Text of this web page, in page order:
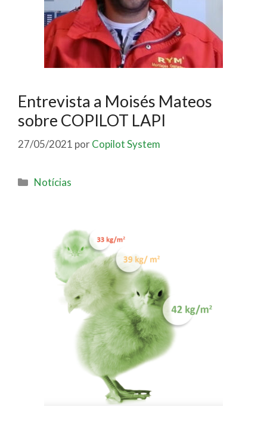
Entrevista a Moisés Mateos
sobre COPILOT LAPI
27/05/2021 porCopilot System
Notícias